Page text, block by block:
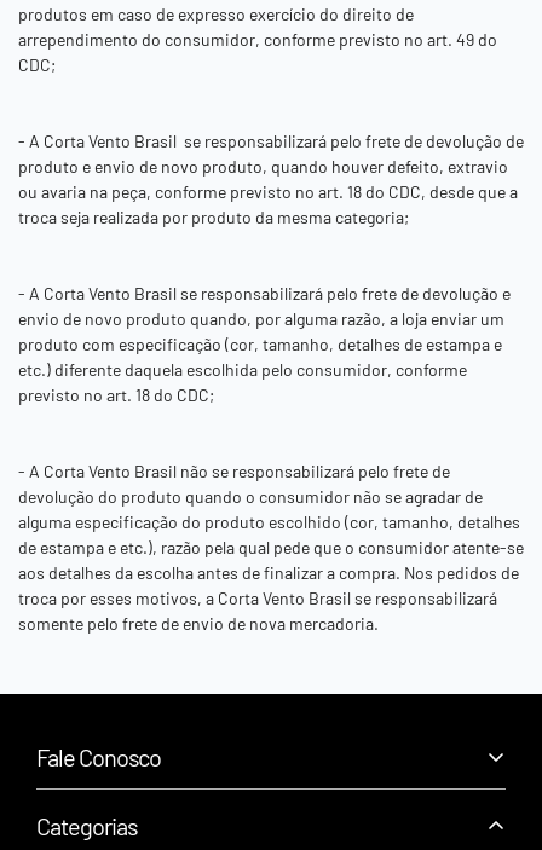
produtos em caso de expresso exercício do direito de
arrependimento do consumidor, conforme previsto no art. 49 do
CDC;
- A Corta Vento Brasil se responsabilizará pelo frete de devolução de
produto e envio de novo produto, quando houver defeito, extravio
ou avaria na peça, conforme previsto no art. 18 do CDC, desde que a
troca seja realizada por produto da mesma categoria;
- A Corta Vento Brasilse responsabilizará pelo frete de devolução e
envio de novo produto quando, por alguma razão, a loja enviar um
produto com especificação (cor, tamanho, detalhes de estampa e
etc.) diferente daquela escolhida pelo consumidor, conforme
previsto no art. 18 do CDC;
- A Corta Vento Brasil não se responsabilizará pelo frete de
devolução do produto quando o consumidor não se agradar de
alguma especificação do produto escolhido (cor, tamanho, detalhes
de estampa e etc.), razão pela qual pede que o consumidor atente-se
aos detalhes da escolha antes de finalizar a compra. Nos pedidos de
troca por esses motivos, a Corta Vento Brasilse responsabilizará
somente pelo frete de envio de nova mercadoria.
Fale Conosco
+55 (43) 99159-2622
suporte@cortaventobrasil.com.br
Categorias